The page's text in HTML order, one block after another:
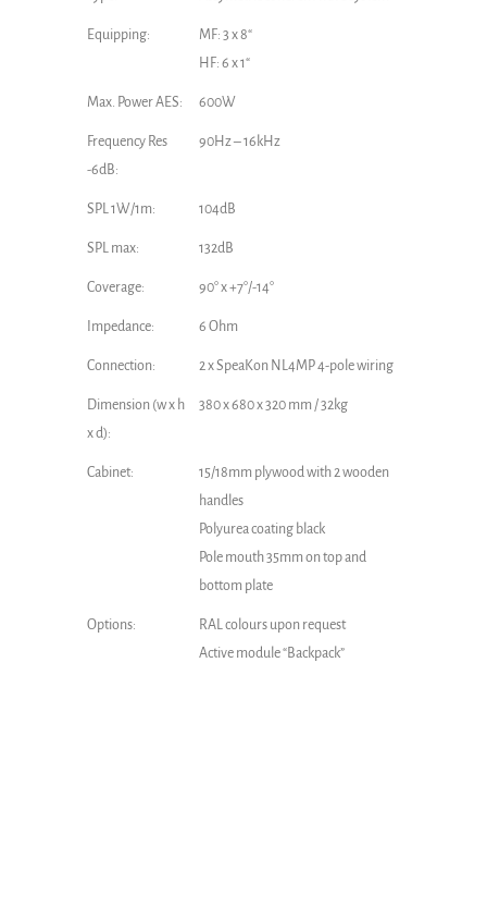
Equipping:
MF: 3 x 8“
HF: 6 x 1“
Max. Power AES: 600W
Frequency Res
-6dB:
90Hz – 16kHz
SPL 1W/1m: 104dB
SPL max: 132dB
Coverage: 90° x +7°/-14°
Impedance: 6 Ohm
Connection: 2 x SpeaKon NL4MP 4-pole wiring
Dimension (w x h
x d):
380 x 680 x 320 mm / 32kg
Cabinet:
15/18mm plywood with 2 wooden
handles
Polyurea coating black
Pole mouth 35mm on top and
bottom plate
Options:
RAL colours upon request
Active module “Backpack”